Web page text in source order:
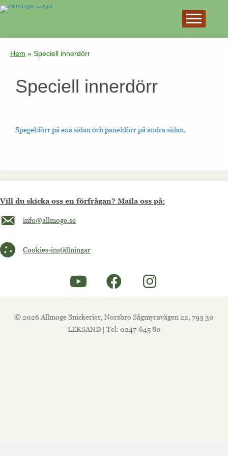
Hem » Speciell innerdörr
Speciell innerdörr
Spegeldörr på ena sidan och paneldörr på andra sidan.
Vill du skicka oss en förfrågan? Maila oss på:
Maila oss på info@allmoge.se
info@allmoge.se
Cookies-inställningar
Cookies-inställningar
© 2026 Allmoge Snickerier, Norsbro Sågmyravägen 22, 793 30
LEKSAND | Tel: 0247-645 80